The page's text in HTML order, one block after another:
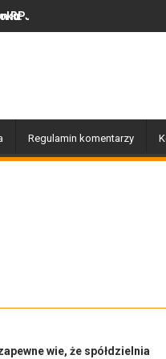
olor.pl podbija serca
Dobiegły końca prace
Regulamin komentarzy
wie, że spółdzielnia